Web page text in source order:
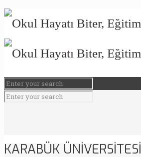
KARABÜK ÜNİVERSİTESİ